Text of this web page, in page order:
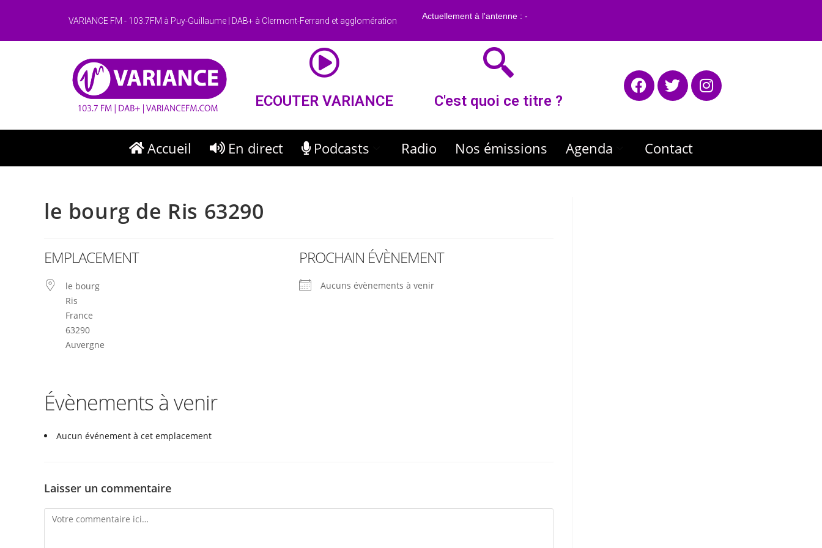
VARIANCE FM - 103.7FM à Puy-Guillaume | DAB+ à Clermont-Ferrand et agglomération
ECOUTER VARIANCE C'est quoi ce titre ?
Accueil En direct Podcasts Radio Nos émissions Agenda Contact
le bourg de Ris 63290
EMPLACEMENT
le bourg
Ris
France
63290
Auvergne
PROCHAIN ÉVÈNEMENT
Aucuns évènements à venir
Évènements à venir
Aucun événement à cet emplacement
Laisser un commentaire